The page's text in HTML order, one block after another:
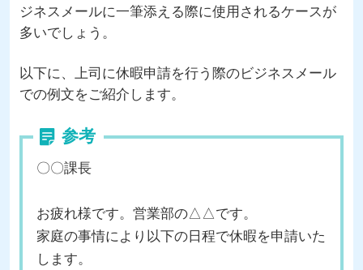
ジネスメールに一筆添える際に使用されるケースが
多いでしょう。
以下に、上司に休暇申請を行う際のビジネスメール
での例文をご紹介します。
参考
〇〇課長
お疲れ様です。営業部の△△です。
家庭の事情により以下の日程で休暇を申請いた
します。